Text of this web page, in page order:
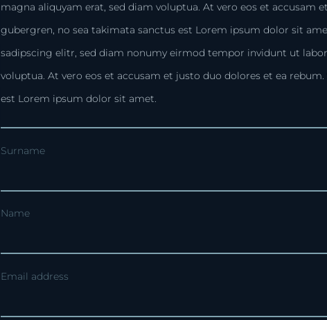
magna aliquyam erat, sed diam voluptua. At vero eos et accusam
gubergren, no sea takimata sanctus est Lorem ipsum dolor sit
sadipscing elitr, sed diam nonumy eirmod tempor invidunt ut
voluptua. At vero eos et accusam et justo duo dolores et ea
est Lorem ipsum dolor sit amet.